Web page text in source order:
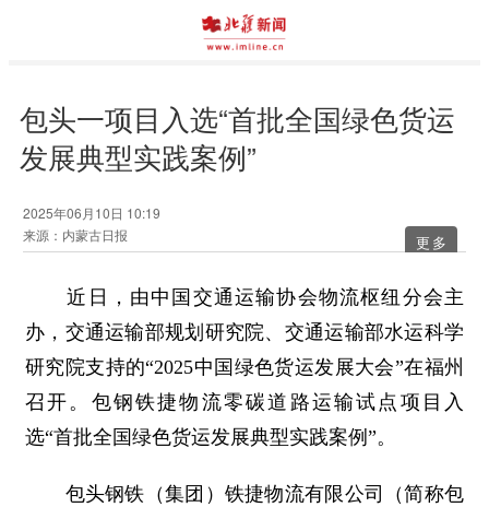
包头一项目入选“首批全国绿色货运
发展典型实践案例”
2025年06月10日 10:19
来源：内蒙古日报
更多
近日，由中国交通运输协会物流枢纽分会主
办，交通运输部规划研究院、交通运输部水运科学
研究院支持的“2025中国绿色货运发展大会”在福州
召开。包钢铁捷物流零碳道路运输试点项目入
选“首批全国绿色货运发展典型实践案例”。
包头钢铁（集团）铁捷物流有限公司（简称包